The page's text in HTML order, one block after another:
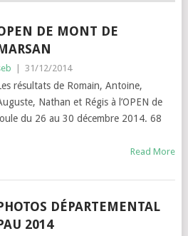
DE MONT DE
31/12/2014
résultats de Romain, Antoine,
Nathan et Régis à l’OPEN de
du 26 au 30 décembre 2014. 68
Read More
DÉPARTEMENTAL
2014